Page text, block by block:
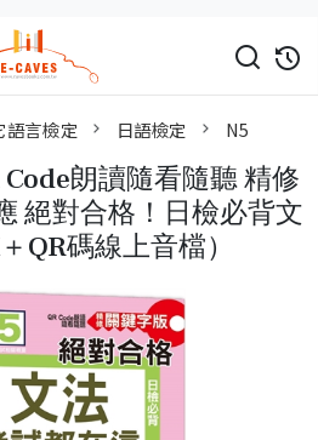
語言檢定 日語檢定 N5
朗讀隨看隨聽 精修
絕對合格！日檢必背文
QR碼線上音檔）